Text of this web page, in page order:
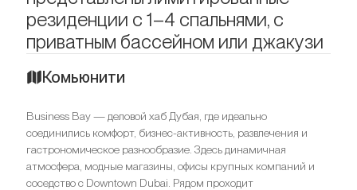
резиденции с 1–4 спальнями, с
приватным бассейном или джакузи
Комьюнити
Business Bay — деловой хаб Дубая, где идеально
соединились комфорт, бизнес-активность, развлечения и
гастрономическое разнообразие. Здесь динамичная
атмосфера, модные магазины, офисы крупных компаний и
соседство с Downtown Dubai. Рядом проходит